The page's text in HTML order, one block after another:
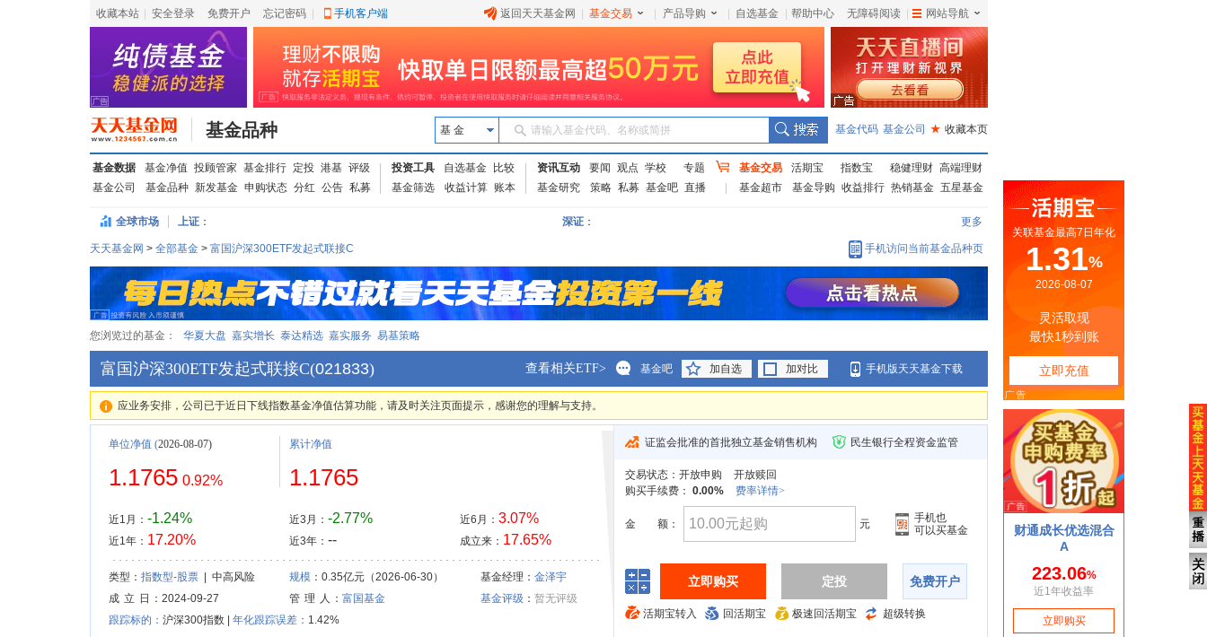
收藏本站 安全登录 免费开户 忘记密码 手机客户端 返回天天基金网 基金交易 产品导购 自选基金 帮助中心 无障碍阅读 网站导航
基金品种 基 金 请输入基金代码、名称或简拼 基金代码 基金公司 ★ 收藏本页
基金数据 基金净值 投顾管家 基金排行 定投 港基 评级
基金公司
基金品种 新发基金 申购状态 分红 公告 私募
投资工具 自选基金
比较
基金筛选
收益计算 账本
资讯互动 要闻 观点 学校
专题
基金研究
策略 私募 基金吧 直播
基金交易 活期宝 指数宝 稳健理财 高端理财
基金超市
基金导购 收益排行 热销基金 五星基金
全球市场 上证： 深证： 更多
天天基金网 > 全部基金 > 富国沪深300ETF发起式联接C 手机访问当前基金品种页
您浏览过的基金： 华夏大盘 嘉实增长 泰达精选 嘉实服务 易基策略
富国沪深300ETF发起式联接C(021833) 查看相关ETF> 基金吧 加自选 加对比 手机版天天基金下载
应业务安排，公司已于近日下线指数基金净值估算功能，请及时关注页面提示，感谢您的理解与支持。
单位净值 (2026-08-07)
1.1765 0.92%
近1月： -1.24%
近1年： 17.20%
累计净值
1.1765
近3月： -2.77%
近3年： --
近6月： 3.07%
成立来： 17.65%
类型： 指数型-股票| 中高风险 规模：0.35亿元（2026-06-30） 基金经理： 金泽宇
成 立 日
：2024-09-27 管 理 人 ： 富国基金 基金评级 ： 暂无评级
跟踪标的： 沪深300指数 | 年化跟踪误差： 1.42%
证监会批准的首批独立基金销售机构 民生银行全程资金监管
交易状态： 开放申购
开放赎回
购买手续费： 0.00% 费率详情>
金 额： 元
手机也
可以买基金
立即购买 定投 免费开户
活期宝转入 回活期宝 极速回活期宝 超级转换